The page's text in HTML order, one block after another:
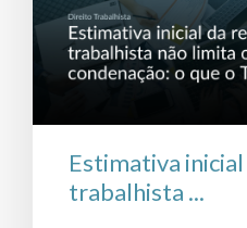
Estimativa
trabalhista ...